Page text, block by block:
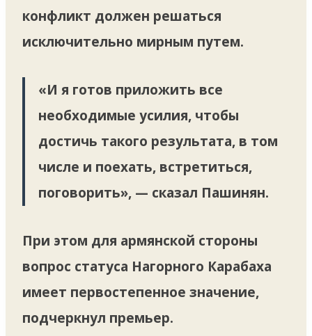
конфликт должен решаться
исключительно мирным путем.
«И я готов приложить все
необходимые усилия, чтобы
достичь такого результата, в том
числе и поехать, встретиться,
поговорить», — сказал Пашинян.
При этом для армянской стороны
вопрос статуса Нагорного Карабаха
имеет первостепенное значение,
подчеркнул премьер.